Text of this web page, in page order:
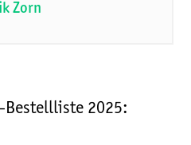
Zorn
Bestellliste 2025: